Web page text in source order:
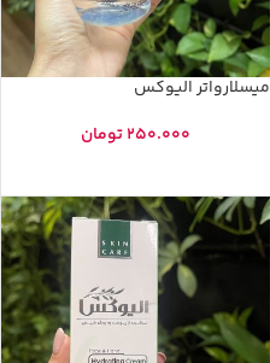
میسلارواتر الیوکس
250.000تومان